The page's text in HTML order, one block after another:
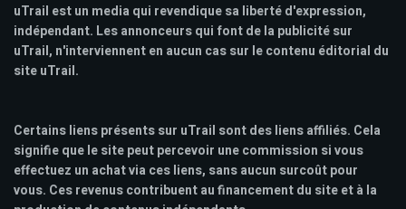
uTrail est un media qui revendique sa liberté d'expression,
indépendant. Les annonceurs qui font de la publicité sur
uTrail, n'interviennent en aucun cas sur le contenu éditorial du
site uTrail.
Certains liens présents sur uTrail sont des liens affiliés. Cela
signifie que le site peut percevoir une commission si vous
effectuez un achat via ces liens, sans aucun surcoût pour
vous. Ces revenus contribuent au financement du site et à la